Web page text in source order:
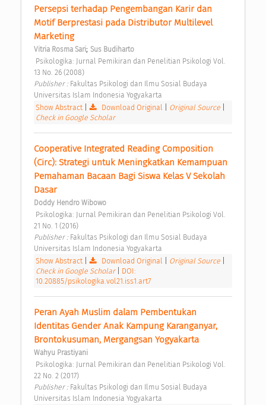
Persepsi terhadap Pengembangan Karir dan
Motif Berprestasi pada Distributor Multilevel
Marketing
Vitria Rosma Sari; Sus Budiharto
13 No. 26 (2008)
Publisher : Fakultas Psikologi dan Ilmu Sosial Budaya
Universitas Islam Indonesia Yogyakarta
Show Abstract
Download Original Original Source
Check in Google Scholar
Cooperative Integrated Reading Composition
(Circ): Strategi untuk Meningkatkan Kemampuan
Pemahaman Bacaan Bagi Siswa Kelas V Sekolah
Dasar
Doddy Hendro Wibowo
21 No. 1 (2016)
Publisher : Fakultas Psikologi dan Ilmu Sosial Budaya
Universitas Islam Indonesia Yogyakarta
Show Abstract
Download Original Original Source
Check in Google Scholar
DOI:
10.20885/psikologika.vol21.iss1.art7
Peran Ayah Muslim dalam Pembentukan
Identitas Gender Anak Kampung Karanganyar,
Brontokusuman, Mergangsan Yogyakarta
Wahyu Prastiyani
22 No. 2 (2017)
Publisher : Fakultas Psikologi dan Ilmu Sosial Budaya
Universitas Islam Indonesia Yogyakarta